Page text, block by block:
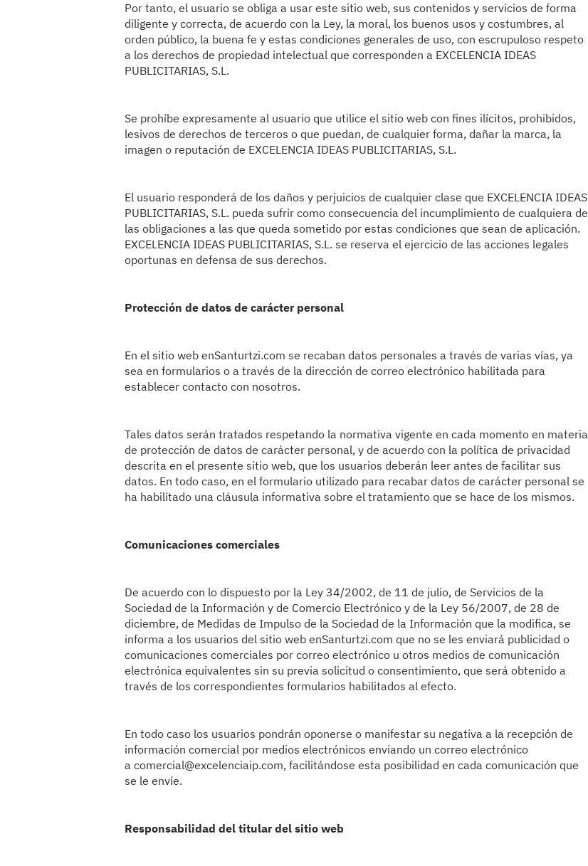
Por tanto, el usuario se obliga a usar este sitio web, sus contenidos y servicios de forma
diligente y correcta, de acuerdo con la Ley, la moral, los buenos usos y costumbres, al
orden público, la buena fe y estas condiciones generales de uso, con escrupuloso respeto
a los derechos de propiedad intelectual que corresponden a EXCELENCIA IDEAS
PUBLICITARIAS, S.L.
Se prohíbe expresamente al usuario que utilice el sitio web con fines ilícitos, prohibidos,
lesivos de derechos de terceros o que puedan, de cualquier forma, dañar la marca, la
imagen o reputación de EXCELENCIA IDEAS PUBLICITARIAS, S.L.
El usuario responderá de los daños y perjuicios de cualquier clase que EXCELENCIA IDEAS
PUBLICITARIAS, S.L. pueda sufrir como consecuencia del incumplimiento de cualquiera de
las obligaciones a las que queda sometido por estas condiciones que sean de aplicación.
EXCELENCIA IDEAS PUBLICITARIAS, S.L. se reserva el ejercicio de las acciones legales
oportunas en defensa de sus derechos.
Protección de datos de carácter personal
En el sitio web enSanturtzi.com se recaban datos personales a través de varias vías, ya
sea en formularios o a través de la dirección de correo electrónico habilitada para
establecer contacto con nosotros.
Tales datos serán tratados respetando la normativa vigente en cada momento en materia
de protección de datos de carácter personal, y de acuerdo con la política de privacidad
descrita en el presente sitio web, que los usuarios deberán leer antes de facilitar sus
datos. En todo caso, en el formulario utilizado para recabar datos de carácter personal se
ha habilitado una cláusula informativa sobre el tratamiento que se hace de los mismos.
Comunicaciones comerciales
De acuerdo con lo dispuesto por la Ley 34/2002, de 11 de julio, de Servicios de la
Sociedad de la Información y de Comercio Electrónico y de la Ley 56/2007, de 28 de
diciembre, de Medidas de Impulso de la Sociedad de la Información que la modifica, se
informa a los usuarios del sitio web enSanturtzi.com que no se les enviará publicidad o
comunicaciones comerciales por correo electrónico u otros medios de comunicación
electrónica equivalentes sin su previa solicitud o consentimiento, que será obtenido a
través de los correspondientes formularios habilitados al efecto.
En todo caso los usuarios pondrán oponerse o manifestar su negativa a la recepción de
información comercial por medios electrónicos enviando un correo electrónico
a comercial@excelenciaip.com, facilitándose esta posibilidad en cada comunicación que
se le envíe.
Responsabilidad del titular del sitio web